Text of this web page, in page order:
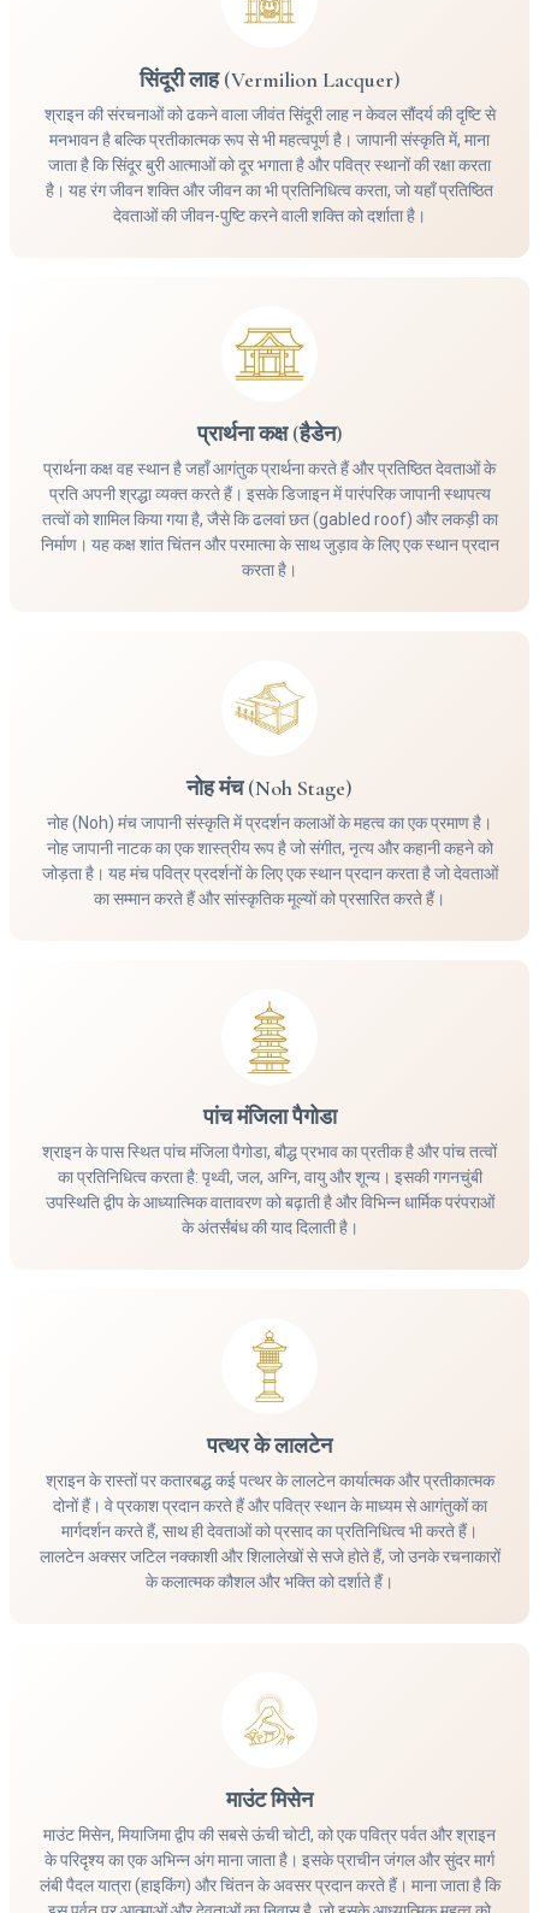
सिंदूरी लाह (Vermilion Lacquer)
श्राइन की संरचनाओं को ढकने वाला जीवंत सिंदूरी लाह न केवल सौंदर्य की दृष्टि से
मनभावन है बल्कि प्रतीकात्मक रूप से भी महत्वपूर्ण है। जापानी संस्कृति में, माना
जाता है कि सिंदूर बुरी आत्माओं को दूर भगाता है और पवित्र स्थानों की रक्षा करता
है। यह रंग जीवन शक्ति और जीवन का भी प्रतिनिधित्व करता, जो यहाँ प्रतिष्ठित
देवताओं की जीवन-पुष्टि करने वाली शक्ति को दर्शाता है।
प्रार्थना कक्ष (हैडेन)
प्रार्थना कक्ष वह स्थान है जहाँ आगंतुक प्रार्थना करते हैं और प्रतिष्ठित देवताओं के
प्रति अपनी श्रद्धा व्यक्त करते हैं। इसके डिजाइन में पारंपरिक जापानी स्थापत्य
तत्वों को शामिल किया गया है, जैसे कि ढलवां छत (gabled roof) और लकड़ी का
निर्माण। यह कक्ष शांत चिंतन और परमात्मा के साथ जुड़ाव के लिए एक स्थान प्रदान
करता है।
नोह मंच (Noh Stage)
नोह (Noh) मंच जापानी संस्कृति में प्रदर्शन कलाओं के महत्व का एक प्रमाण है।
नोह जापानी नाटक का एक शास्त्रीय रूप है जो संगीत, नृत्य और कहानी कहने को
जोड़ता है। यह मंच पवित्र प्रदर्शनों के लिए एक स्थान प्रदान करता है जो देवताओं
का सम्मान करते हैं और सांस्कृतिक मूल्यों को प्रसारित करते हैं।
पांच मंजिला पैगोडा
श्राइन के पास स्थित पांच मंजिला पैगोडा, बौद्ध प्रभाव का प्रतीक है और पांच तत्वों
का प्रतिनिधित्व करता है: पृथ्वी, जल, अग्नि, वायु और शून्य। इसकी गगनचुंबी
उपस्थिति द्वीप के आध्यात्मिक वातावरण को बढ़ाती है और विभिन्न धार्मिक परंपराओं
के अंतर्संबंध की याद दिलाती है।
पत्थर के लालटेन
श्राइन के रास्तों पर कतारबद्ध कई पत्थर के लालटेन कार्यात्मक और प्रतीकात्मक
दोनों हैं। वे प्रकाश प्रदान करते हैं और पवित्र स्थान के माध्यम से आगंतुकों का
मार्गदर्शन करते हैं, साथ ही देवताओं को प्रसाद का प्रतिनिधित्व भी करते हैं।
लालटेन अक्सर जटिल नक्काशी और शिलालेखों से सजे होते हैं, जो उनके रचनाकारों
के कलात्मक कौशल और भक्ति को दर्शाते हैं।
माउंट मिसेन
माउंट मिसेन, मियाजिमा द्वीप की सबसे ऊंची चोटी, को एक पवित्र पर्वत और श्राइन
के परिदृश्य का एक अभिन्न अंग माना जाता है। इसके प्राचीन जंगल और सुंदर मार्ग
लंबी पैदल यात्रा (हाइकिंग) और चिंतन के अवसर प्रदान करते हैं। माना जाता है कि